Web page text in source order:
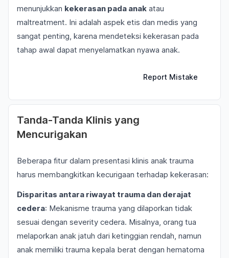
menunjukkan kekerasan pada anak atau
maltreatment. Ini adalah aspek etis dan medis yang
sangat penting, karena mendeteksi kekerasan pada
tahap awal dapat menyelamatkan nyawa anak.
Report Mistake
Tanda-Tanda Klinis yang
Mencurigakan
Beberapa fitur dalam presentasi klinis anak trauma
harus membangkitkan kecurigaan terhadap kekerasan:
Disparitas antara riwayat trauma dan derajat
cedera: Mekanisme trauma yang dilaporkan tidak
sesuai dengan severity cedera. Misalnya, orang tua
melaporkan anak jatuh dari ketinggian rendah, namun
anak memiliki trauma kepala berat dengan hematoma